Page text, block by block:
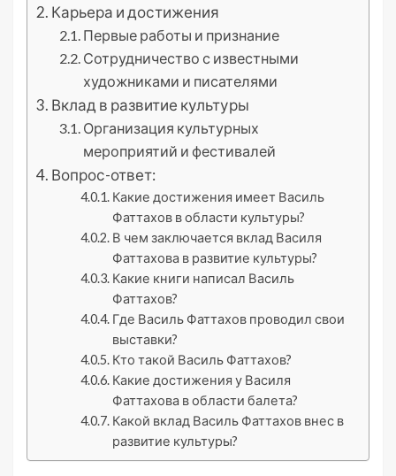
Карьера и достижения
Первые работы и признание
Сотрудничество с известными
художниками и писателями
Вклад в развитие культуры
Организация культурных
мероприятий и фестивалей
Вопрос-ответ:
Какие достижения имеет Василь
Фаттахов в области культуры?
В чем заключается вклад Василя
Фаттахова в развитие культуры?
Какие книги написал Василь
Фаттахов?
Где Василь Фаттахов проводил свои
выставки?
Кто такой Василь Фаттахов?
Какие достижения у Василя
Фаттахова в области балета?
Какой вклад Василь Фаттахов внес в
развитие культуры?